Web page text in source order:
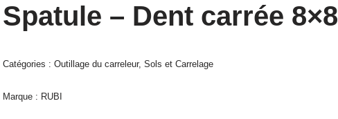
Spatule – Dent carrée 8×8
Catégories : Outillage du carreleur, Sols et Carrelage
Marque : RUBI